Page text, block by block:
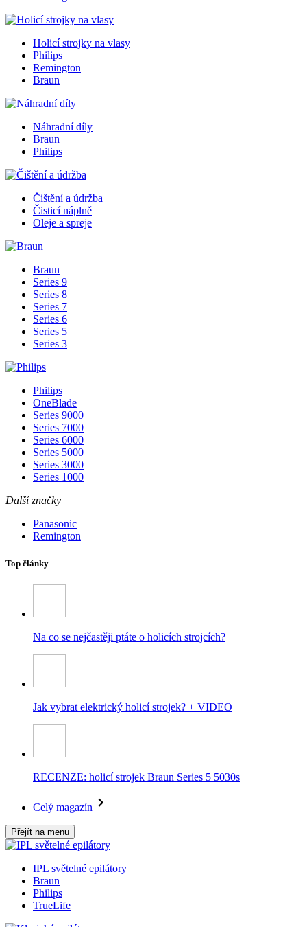
Holicí strojky na vlasy
Philips
Remington
Braun
Náhradní díly
Braun
Philips
Čištění a údržba
Čisticí náplně
Oleje a spreje
Braun
Series 9
Series 8
Series 7
Series 6
Series 5
Series 3
Philips
OneBlade
Series 9000
Series 7000
Series 6000
Series 5000
Series 3000
Series 1000
Další značky
Panasonic
Remington
Top články
Na co se nejčastěji ptáte o holicích strojcích?
Jak vybrat elektrický holicí strojek? + VIDEO
RECENZE: holicí strojek Braun Series 5 5030s
Celý magazín
Přejít na menu
IPL světelné epilátory
Braun
Philips
TrueLife